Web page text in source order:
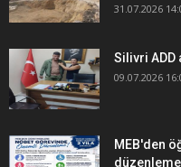
31.07.2026
Silivri ADD
09.07.2026
MEB'den
düzenleme